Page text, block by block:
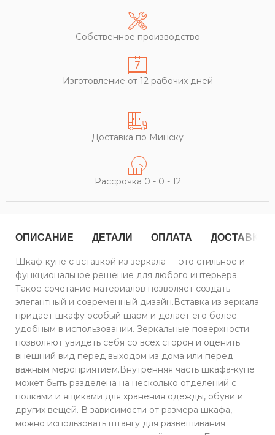
Собственное производство
Изготовление от 12 рабочих дней
Доставка по Минску
Рассрочка 0 - 0 - 12
ОПИСАНИЕ ДЕТАЛИ ОПЛАТА ДОСТАВКА
Шкаф-купе с вставкой из зеркала — это стильное и
функциональное решение для любого интерьера.
Такое сочетание материалов позволяет создать
элегантный и современный дизайн.Вставка из зеркала
придает шкафу особый шарм и делает его более
удобным в использовании. Зеркальные поверхности
позволяют увидеть себя со всех сторон и оценить
внешний вид перед выходом из дома или перед
важным мероприятием.Внутренняя часть шкафа-купе
может быть разделена на несколько отделений с
полками и ящиками для хранения одежды, обуви и
других вещей. В зависимости от размера шкафа,
можно использовать штангу для развешивания